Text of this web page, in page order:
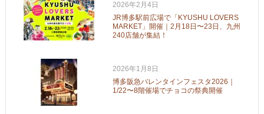
2026年2月4日
JR博多駅前広場で「KYUSHU LOVERS
MARKET」開催｜2月18日〜23日、九州
240店舗が集結！
2026年1月8日
博多阪急バレンタインフェスタ2026｜
1/22〜8階催場でチョコの祭典開催